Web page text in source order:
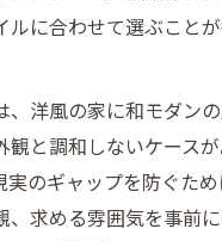
ルに合わせて選ぶこと
、洋風の家に和モダン
観と調和しないケース
実のギャップを防ぐた
、求める雰囲気を事前